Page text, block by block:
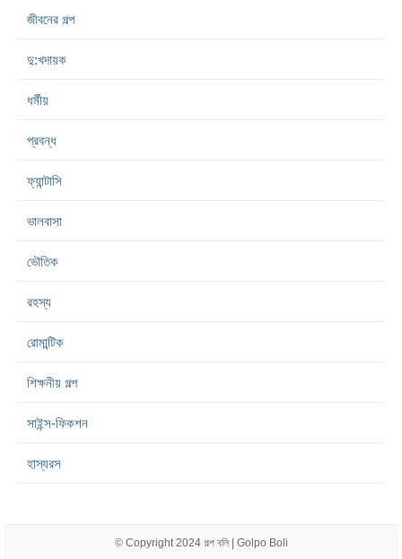
জীবনের গল্প
দু:খদায়ক
ধর্মীয়
প্রবন্ধ
ফ্যান্টাসি
ভালবাসা
ভৌতিক
রহস্য
রোমান্টিক
শিক্ষনীয় গল্প
সাইন্স-ফিকশন
হাস্যরস
© Copyright 2024 গল্প বলি | Golpo Boli